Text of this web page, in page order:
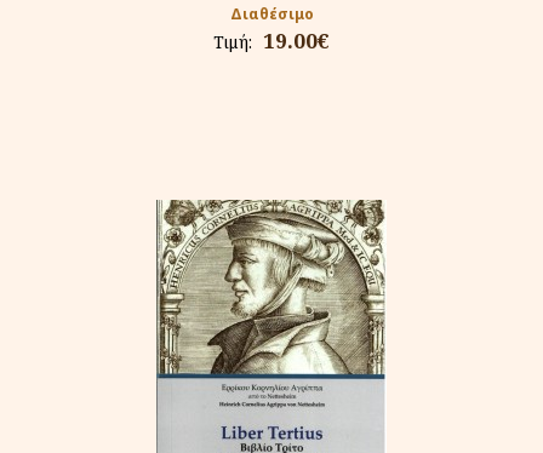
Διαθέσιμο
Τιμή: 19.00€